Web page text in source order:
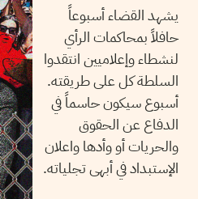
يشهد القضاء أسبوعاً
حافلاً بمحاكمات الرأي
لنشطاء وإعلاميين انتقدوا
السلطة كل على طريقته.
أسبوع سيكون حاسماً في
الدفاع عن الحقوق
والحريات أو وأدها واعلان
الإستبداد في أبهى تجلياته.